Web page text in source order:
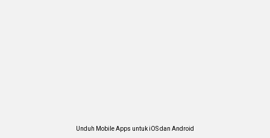
Unduh Mobile Apps untuk iOS dan Android